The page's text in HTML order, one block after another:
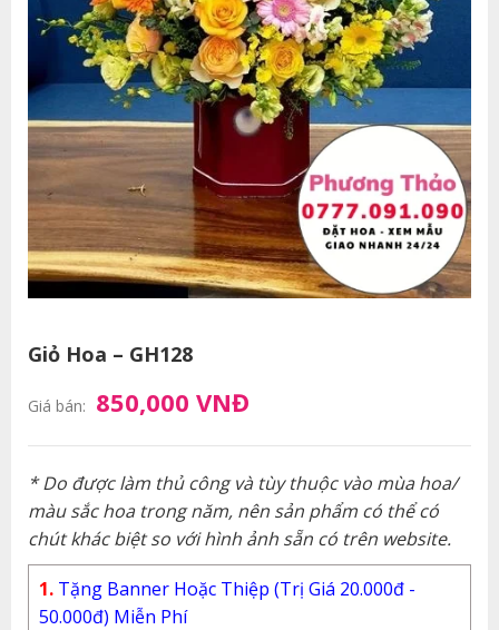
Giỏ Hoa – GH128
Giá bán: 850,000 VNĐ
* Do được làm thủ công và tùy thuộc vào mùa hoa/
màu sắc hoa trong năm, nên sản phẩm có thể có
chút khác biệt so với hình ảnh sẵn có trên website.
1. Tặng Banner Hoặc Thiệp (Trị Giá 20.000đ -
50.000đ) Miễn Phí